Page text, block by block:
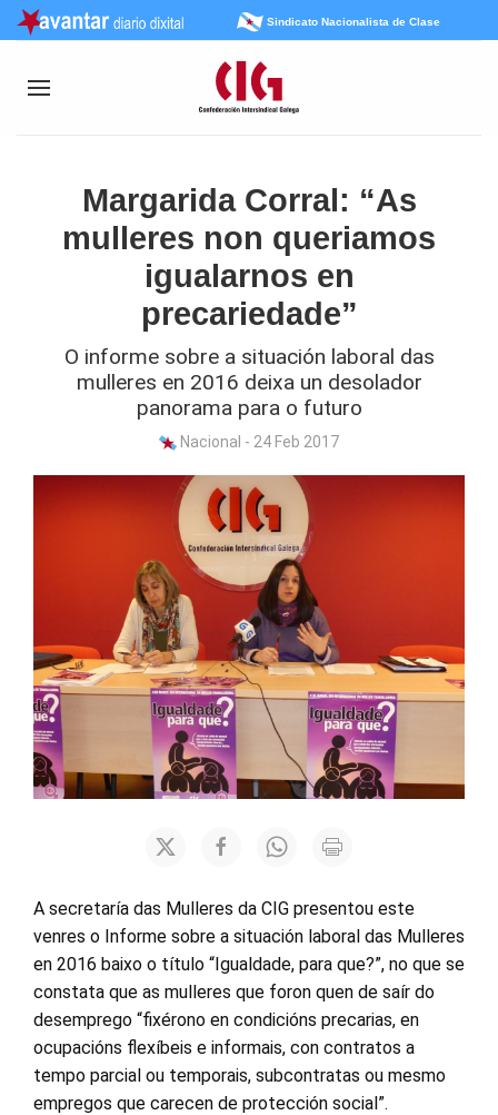
Sindicato Nacionalista de Clase
Margarida Corral: “As
mulleres non queriamos
igualarnos en
precariedade”
O informe sobre a situación laboral das
mulleres en 2016 deixa un desolador
panorama para o futuro
Nacional - 24 Feb 2017
A secretaría das Mulleres da CIG presentou este
venres o Informe sobre a situación laboral das Mulleres
en 2016 baixo o título “Igualdade, para que?”, no que se
constata que as mulleres que foron quen de saír do
desemprego “fixérono en condicións precarias, en
ocupacións flexíbeis e informais, con contratos a
tempo parcial ou temporais, subcontratas ou mesmo
empregos que carecen de protección social”.